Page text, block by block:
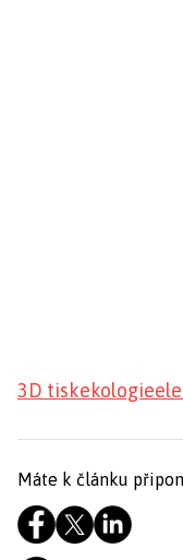
3D tiskekologie
Máte k článku